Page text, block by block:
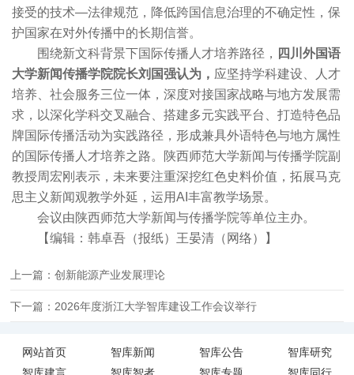
接受的技术—法律规范，降低跨国信息治理的不确定性，保
护国家在对外传播中的长期信誉。
围绕新文科背景下国际传播人才培养路径， 四川外国语
大学新闻传播学院院长刘国强认为， 应坚持学科建设、人才
培养、社会服务三位一体，深度对接国家战略与地方发展需
求，以深化学科交叉融合、搭建多元实践平台、打造特色品
牌国际传播活动为实践路径，形成兼具外语特色与地方属性
的国际传播人才培养之路。陕西师范大学新闻与传播学院副
教授周宏刚表示，未来要注重深挖红色史料价值，拓展马克
思主义新闻观教学外延，运用AI丰富教学场景。
会议由陕西师范大学新闻与传播学院等单位主办。
【编辑：韩卓吾（报纸）王晏清（网络）】
上一篇：创新能源产业发展理论
下一篇：2026年度浙江大学智库建设工作会议举行
网站首页 智库新闻 智库公告
智库研究